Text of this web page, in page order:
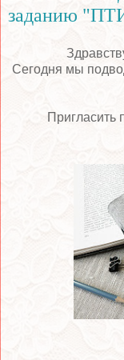
заданию
Сегодня мы
Пригласить